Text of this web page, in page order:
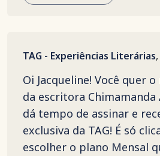
TAG - Experiências Literárias,
Oi Jacqueline! Você quer
da escritora Chimamanda
dá tempo de assinar e
exclusiva da TAG! É só
escolher o plano Mensal